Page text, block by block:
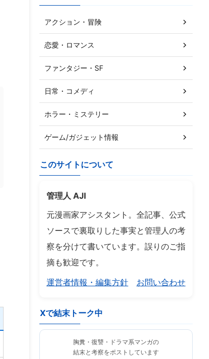
アクション・冒険
恋愛・ロマンス
ファンタジー・SF
日常・コメディ
ホラー・ミステリー
ゲーム/ガジェット情報
このサイトについて
管理人 AJI
元漫画家アシスタント。全記事、公式
ソースで裏取りした事実と管理人の考
察を分けて書いています。誤りのご指
摘も歓迎です。
運営者情報・編集方針
お問い合わせ
Xで結末トーク中
胸糞・復讐・ドラマ系マンガの
結末と考察をポストしています